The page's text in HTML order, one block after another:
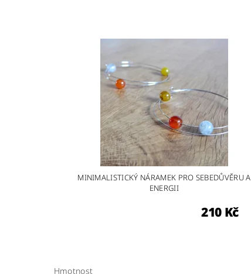
MINIMALISTICKÝ NÁRAMEK PRO SEBEDŮVĚRU A
ENERGII
210 Kč
Hmotnost